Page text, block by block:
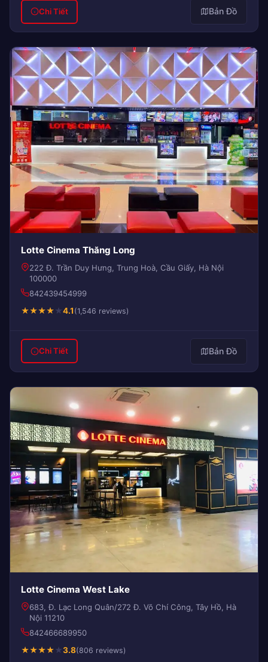
Chi Tiết Bản Đồ
Lotte Cinema Thăng Long
222 Đ. Trần Duy Hưng, Trung Hoà, Cầu Giấy, Hà Nội
100000
842439454999
★★★★★4.1 (1,546 reviews)
Chi Tiết Bản Đồ
Lotte Cinema West Lake
683, Đ. Lạc Long Quân/272 Đ. Võ Chí Công, Tây Hồ, Hà
Nội 11210
842466689950
★★★★★3.8(806 reviews)